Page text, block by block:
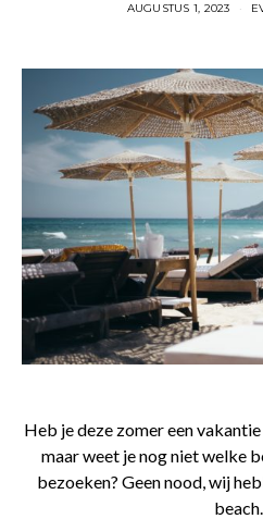
AUGUSTUS 1, 2023
Heb je deze zomer een
maar weet je nog niet welke
bezoeken? Geen nood, wij
beach…